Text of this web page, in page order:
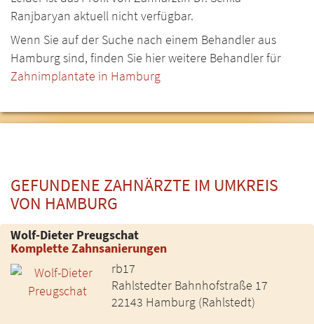
Ranjbaryan aktuell nicht verfügbar.
Wenn Sie auf der Suche nach einem Behandler aus
Hamburg sind, finden Sie hier weitere Behandler für
Zahnimplantate in Hamburg
GEFUNDENE ZAHNÄRZTE IM UMKREIS
VON HAMBURG
Wolf-Dieter Preugschat
Komplette Zahnsanierungen
rb17
Rahlstedter Bahnhofstraße 17
22143 Hamburg (Rahlstedt)